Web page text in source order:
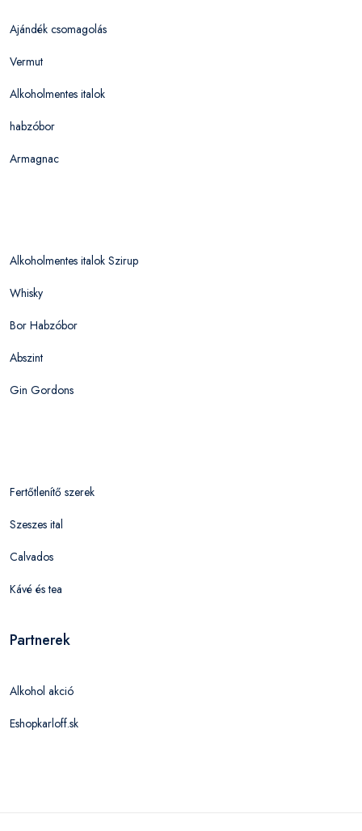
Ajándék csomagolás
Vermut
Alkoholmentes italok
habzóbor
Armagnac
Alkoholmentes italok Szirup
Whisky
Bor Habzóbor
Abszint
Gin Gordons
Fertőtlenítő szerek
Szeszes ital
Calvados
Kávé és tea
Partnerek
Alkohol akció
Eshopkarloff.sk